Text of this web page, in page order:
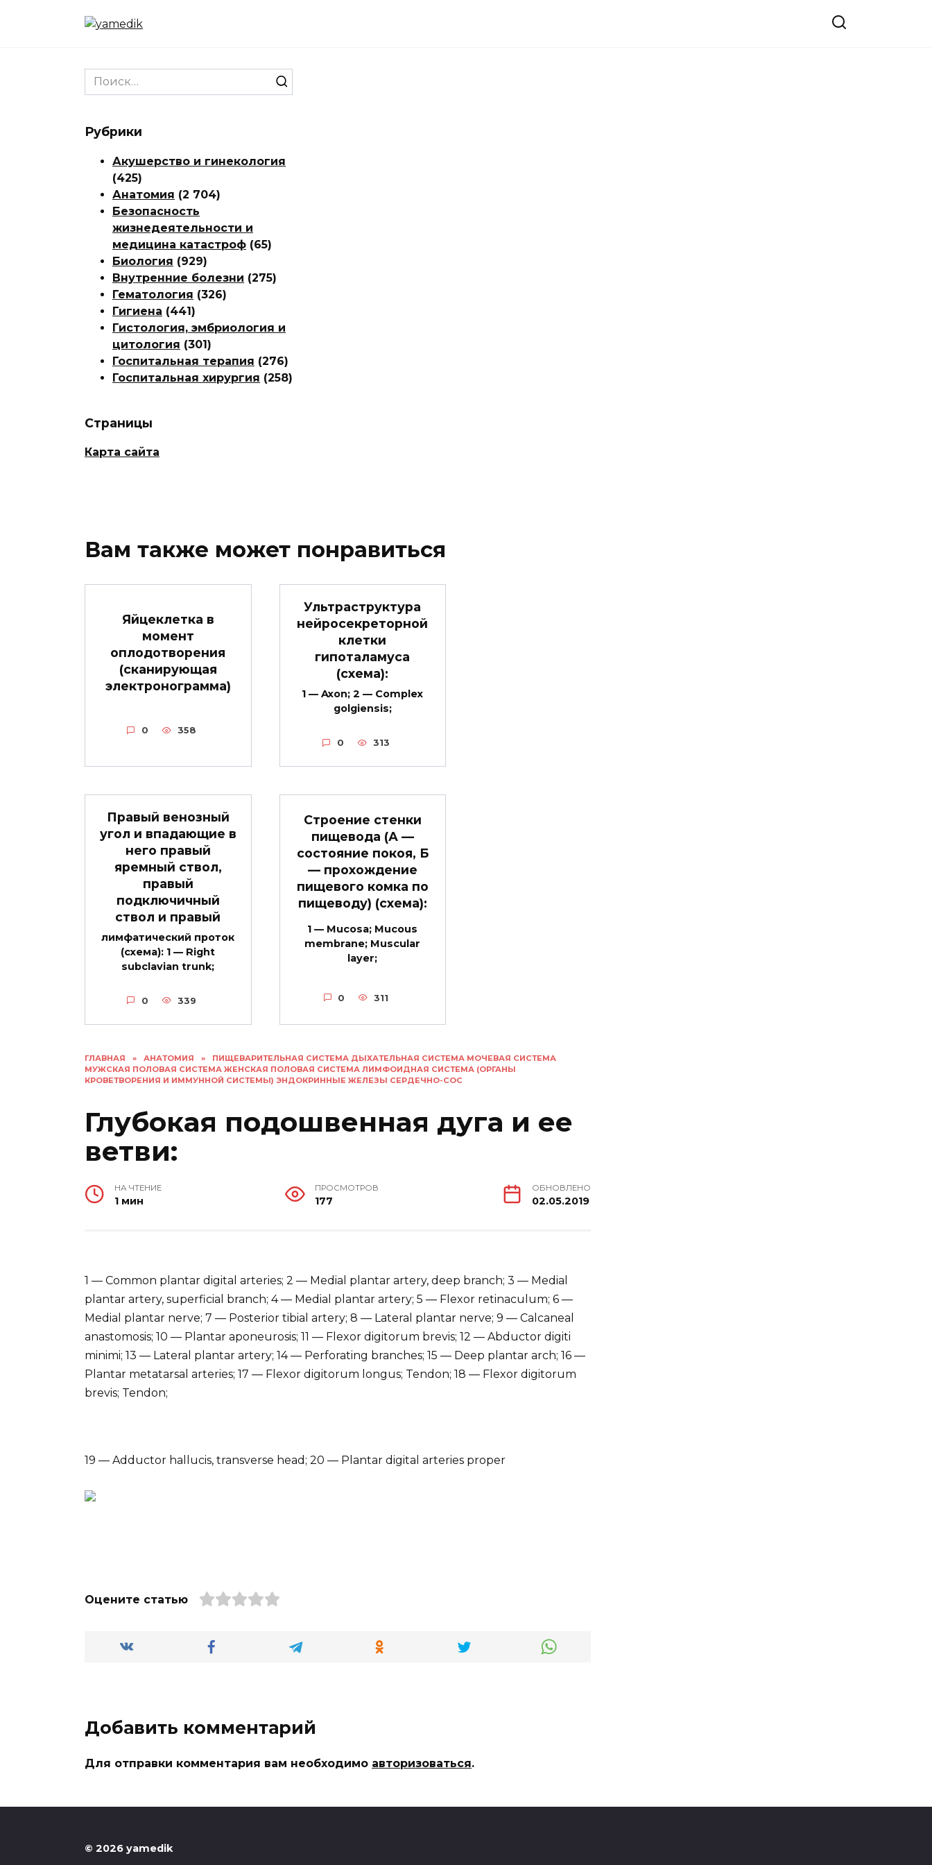
ГЛАВНАЯ » АНАТОМИЯ »
ПИЩЕВАРИТЕЛЬНАЯ СИСТЕМА ДЫХАТЕЛЬНАЯ СИСТЕМА МОЧЕВАЯ СИСТЕМА
МУЖСКАЯ ПОЛОВАЯ СИСТЕМА ЖЕНСКАЯ ПОЛОВАЯ СИСТЕМА ЛИМФОИДНАЯ СИСТЕМА (ОРГАНЫ
КРОВЕТВОРЕНИЯ И ИММУННОЙ СИСТЕМЫ) ЭНДОКРИННЫЕ ЖЕЛЕЗЫ СЕРДЕЧНО-СОС
Глубокая подошвенная дуга и ее
ветви:
НА ЧТЕНИЕ
1 мин
ПРОСМОТРОВ
177
ОБНОВЛЕНО
02.05.2019
1 — Common plantar digital arteries; 2 — Medial plantar artery, deep branch; 3 — Medial
plantar artery, superficial branch; 4 — Medial plantar artery; 5 — Flexor retinaculum; 6 —
Medial plantar nerve; 7 — Posterior tibial artery; 8 — Lateral plantar nerve; 9 — Calcaneal
anastomosis; 10 — Plantar aponeurosis; 11 — Flexor digitorum brevis; 12 — Abductor digiti
minimi; 13 — Lateral plantar artery; 14 — Perforating branches; 15 — Deep plantar arch; 16 —
Plantar metatarsal arteries; 17 — Flexor digitorum longus; Tendon; 18 — Flexor digitorum
brevis; Tendon;
19 — Adductor hallucis, transverse head; 20 — Plantar digital arteries proper
Оцените статью
Добавить комментарий
Для отправки комментария вам необходимо авторизоваться.
Search
for:
Рубрики
Акушерство и гинекология
(425)
Анатомия (2 704)
Безопасность
жизнедеятельности и
медицина катастроф (65)
Биология (929)
Внутренние болезни (275)
Гематология (326)
Гигиена (441)
Гистология, эмбриология и
цитология (301)
Госпитальная терапия (276)
Госпитальная хирургия (258)
Страницы
Карта сайта
Вам также может понравиться
Яйцеклетка в
момент
оплодотворения
(сканирующая
электронограмма)
0 358
Ультраструктура
нейросекреторной
клетки
гипоталамуса
(схема):
1 — Axon; 2 — Complex
golgiensis;
0 313
Правый венозный
угол и впадающие в
него правый
яремный ствол,
правый
подключичный
ствол и правый
лимфатический проток
(схема): 1 — Right
subclavian trunk;
0 339
Строение стенки
пищевода (А —
состояние покоя, Б
— прохождение
пищевого комка по
пищеводу) (схема):
1 — Mucosa; Mucous
membrane; Muscular
layer;
0 311
© 2026 yamedik